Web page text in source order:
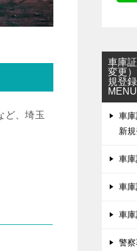
ど、埼玉
車庫
変更
規登
MENU
車
新
車
車
車
警